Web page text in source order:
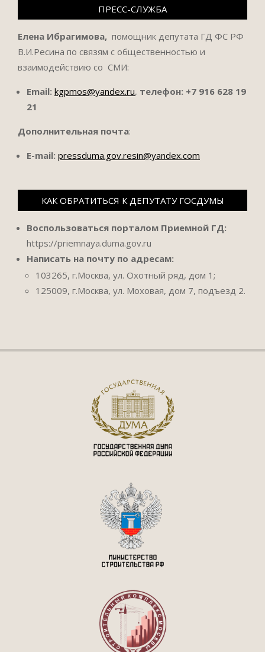
ПРЕСС-СЛУЖБА
Елена Ибрагимова, помощник депутата ГД ФС РФ
В.И.Ресина по связям с общественностью и
взаимодействию со СМИ:
Email: kgpmos@yandex.ru, телефон: +7 916 628 19
21
Дополнительная почта:
E-mail: pressduma.gov.resin@yandex.com
КАК ОБРАТИТЬСЯ К ДЕПУТАТУ ГОСДУМЫ
Воспользоваться порталом Приемной ГД:
https://priemnaya.duma.gov.ru
Написать на почту по адресам:
103265, г.Москва, ул. Охотный ряд, дом 1;
125009, г.Москва, ул. Моховая, дом 7, подъезд 2.